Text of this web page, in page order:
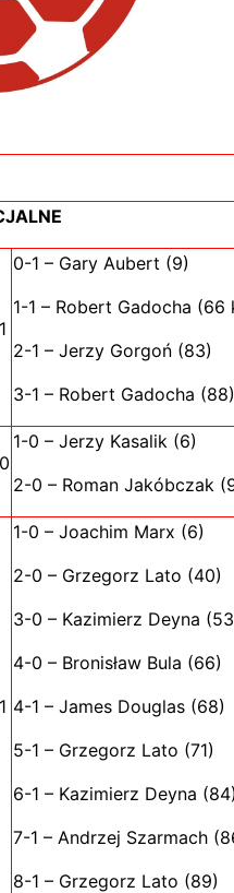
0-1 – Gary Aubert (9)
1-1 – Robert Gadocha (66
2-1 – Jerzy Gorgoń (83)
3-1 – Robert Gadocha (88)
1-0 – Jerzy Kasalik (6)
2-0 – Roman Jakóbczak
1-0 – Joachim Marx (6)
2-0 – Grzegorz Lato (40)
3-0 – Kazimierz Deyna
4-0 – Bronisław Bula (66)
4-1 – James Douglas (68)
5-1 – Grzegorz Lato (71)
6-1 – Kazimierz Deyna (84)
7-1 – Andrzej Szarmach
8-1 – Grzegorz Lato (89)